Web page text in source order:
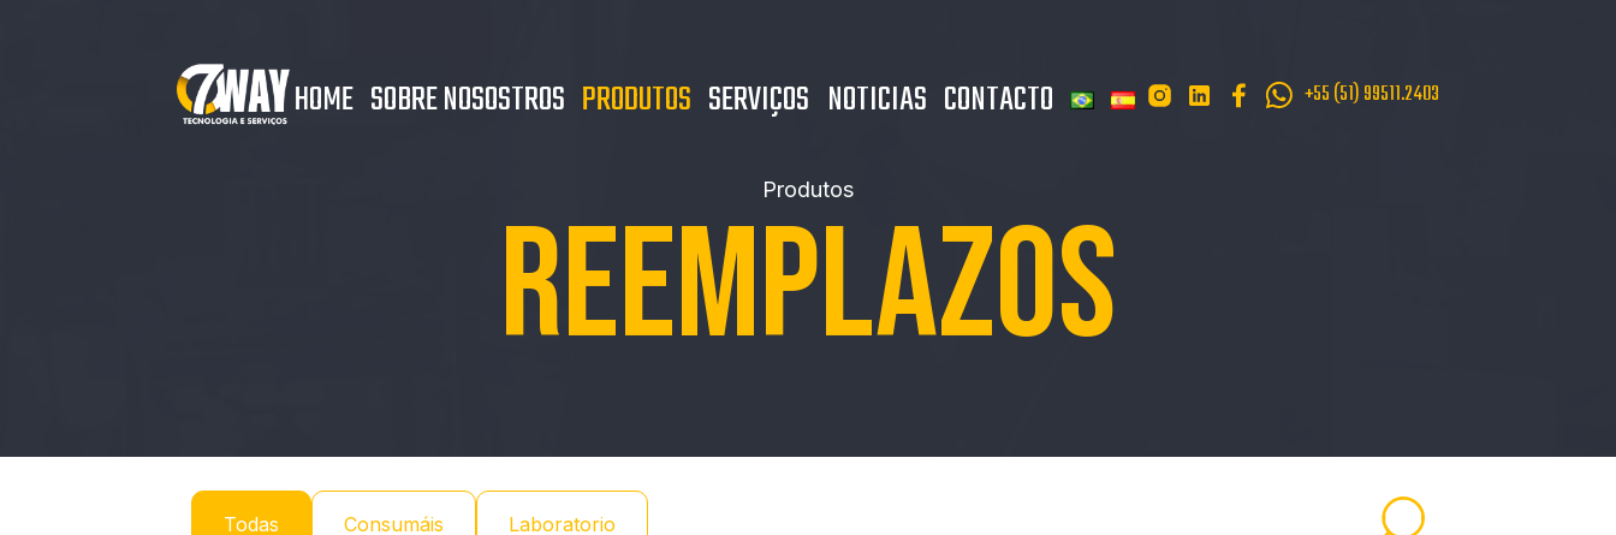
HOME SOBRE NOSOSTROS PRODUTOS SERVIÇOS NOTICIAS CONTACTO +55 (51) 99511.2403
Produtos
REEMPLAZOS
Todas Consumáis Laboratorio